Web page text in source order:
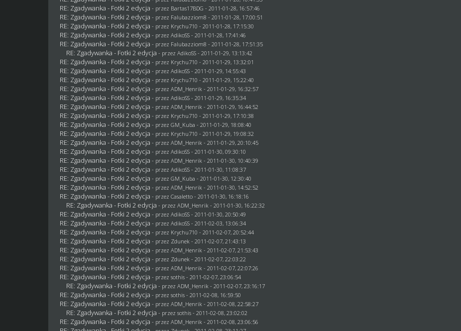
RE: Zgadywanka - Fotki 2 edycja - przez Bartas17BDG - 2011-01-28, 16:57:46
RE: Zgadywanka - Fotki 2 edycja - przez Falubazziom8 - 2011-01-28, 17:00:51
RE: Zgadywanka - Fotki 2 edycja - przez Krychu710 - 2011-01-28, 17:15:30
RE: Zgadywanka - Fotki 2 edycja - przez AdikoSS - 2011-01-28, 17:41:46
RE: Zgadywanka - Fotki 2 edycja - przez Falubazziom8 - 2011-01-28, 17:51:35
RE: Zgadywanka - Fotki 2 edycja - przez AdikoSS - 2011-01-29, 13:13:42
RE: Zgadywanka - Fotki 2 edycja - przez Krychu710 - 2011-01-29, 13:32:01
RE: Zgadywanka - Fotki 2 edycja - przez AdikoSS - 2011-01-29, 14:55:43
RE: Zgadywanka - Fotki 2 edycja - przez Krychu710 - 2011-01-29, 15:22:40
RE: Zgadywanka - Fotki 2 edycja - przezADM_Henrik - 2011-01-29, 16:32:57
RE: Zgadywanka - Fotki 2 edycja - przez AdikoSS - 2011-01-29, 16:35:34
RE: Zgadywanka - Fotki 2 edycja - przezADM_Henrik - 2011-01-29, 16:44:52
RE: Zgadywanka - Fotki 2 edycja - przez Krychu710 - 2011-01-29, 17:10:38
RE: Zgadywanka - Fotki 2 edycja - przezGM_Kuba - 2011-01-29, 18:08:40
RE: Zgadywanka - Fotki 2 edycja - przez Krychu710 - 2011-01-29, 19:08:32
RE: Zgadywanka - Fotki 2 edycja - przezADM_Henrik - 2011-01-29, 20:10:45
RE: Zgadywanka - Fotki 2 edycja - przez AdikoSS - 2011-01-30, 09:30:10
RE: Zgadywanka - Fotki 2 edycja - przezADM_Henrik - 2011-01-30, 10:40:39
RE: Zgadywanka - Fotki 2 edycja - przez AdikoSS - 2011-01-30, 11:08:37
RE: Zgadywanka - Fotki 2 edycja - przezGM_Kuba - 2011-01-30, 12:30:40
RE: Zgadywanka - Fotki 2 edycja - przezADM_Henrik - 2011-01-30, 14:52:52
RE: Zgadywanka - Fotki 2 edycja - przezCasaletto - 2011-01-30, 16:18:16
RE: Zgadywanka - Fotki 2 edycja - przezADM_Henrik - 2011-01-30, 16:22:32
RE: Zgadywanka - Fotki 2 edycja - przez AdikoSS - 2011-01-30, 20:50:49
RE: Zgadywanka - Fotki 2 edycja - przez AdikoSS - 2011-02-03, 13:06:34
RE: Zgadywanka - Fotki 2 edycja - przez Krychu710 - 2011-02-07, 20:52:44
RE: Zgadywanka - Fotki 2 edycja - przez Zdunek - 2011-02-07, 21:43:13
RE: Zgadywanka - Fotki 2 edycja - przezADM_Henrik - 2011-02-07, 21:53:43
RE: Zgadywanka - Fotki 2 edycja - przez Zdunek - 2011-02-07, 22:03:22
RE: Zgadywanka - Fotki 2 edycja - przezADM_Henrik - 2011-02-07, 22:07:26
RE: Zgadywanka - Fotki 2 edycja - przezsothis - 2011-02-07, 23:06:54
RE: Zgadywanka - Fotki 2 edycja - przezADM_Henrik - 2011-02-07, 23:16:17
RE: Zgadywanka - Fotki 2 edycja - przezsothis - 2011-02-08, 16:59:50
RE: Zgadywanka - Fotki 2 edycja - przezADM_Henrik - 2011-02-08, 22:58:27
RE: Zgadywanka - Fotki 2 edycja - przezsothis - 2011-02-08, 23:02:02
RE: Zgadywanka - Fotki 2 edycja - przezADM_Henrik - 2011-02-08, 23:06:56